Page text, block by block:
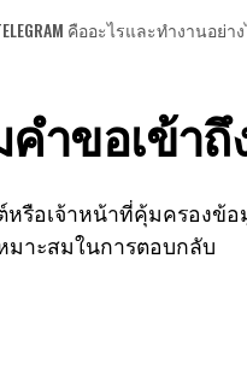
คืออะไรและทำงานอย่า
าขอเข้า
รือเจ้าหน้าที่คุ้มครองข้
มาะสมในการตอบกลับ